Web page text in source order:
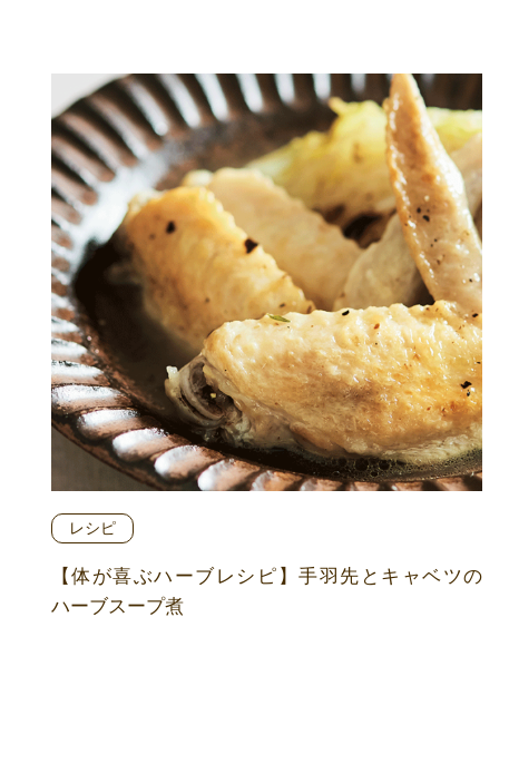
レシピ
【体が喜ぶハーブレシピ】手羽先とキャベツの
ハーブスープ煮